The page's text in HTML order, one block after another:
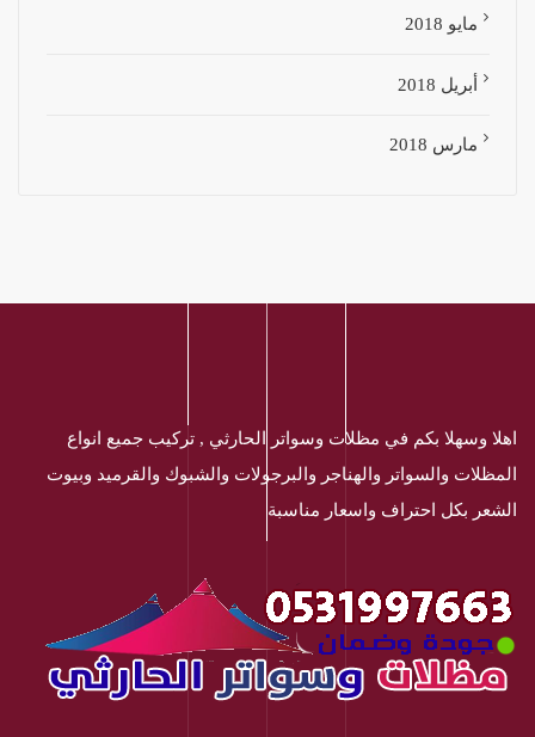
مايو 2018
أبريل 2018
مارس 2018
اهلا وسهلا بكم في مظلات وسواتر الحارثي , تركيب جميع انواع
المظلات والسواتر والهناجر والبرجولات والشبوك والقرميد وبيوت
الشعر بكل احتراف واسعار مناسبة